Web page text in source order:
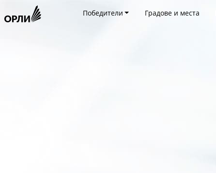
Победители Градове и места